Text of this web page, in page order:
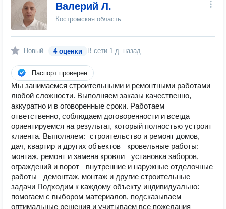
Валерий Л.
Костромская область
Новый 4 оценки В сети 1 д. назад
Паспорт проверен
Мы занимаемся строительными и ремонтными работами
любой сложности. Выполняем заказы качественно,
аккуратно и в оговоренные сроки. Работаем
ответственно, соблюдаем договоренности и всегда
ориентируемся на результат, который полностью устроит
клиента. Выполняем: строительство и ремонт домов,
дач, квартир и других объектов кровельные работы:
монтаж, ремонт и замена кровли установка заборов,
ограждений и ворот внутренние и наружные отделочные
работы демонтаж, монтаж и другие строительные
задачи Подходим к каждому объекту индивидуально:
помогаем с выбором материалов, подсказываем
оптимальные решения и учитываем все пожелания